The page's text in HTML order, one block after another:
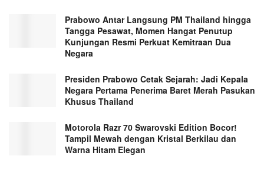
Prabowo Antar Langsung PM Thailand hingga
Tangga Pesawat, Momen Hangat Penutup
Kunjungan Resmi Perkuat Kemitraan Dua
Negara
Presiden Prabowo Cetak Sejarah: Jadi Kepala
Negara Pertama Penerima Baret Merah Pasukan
Khusus Thailand
Motorola Razr 70 Swarovski Edition Bocor!
Tampil Mewah dengan Kristal Berkilau dan
Warna Hitam Elegan